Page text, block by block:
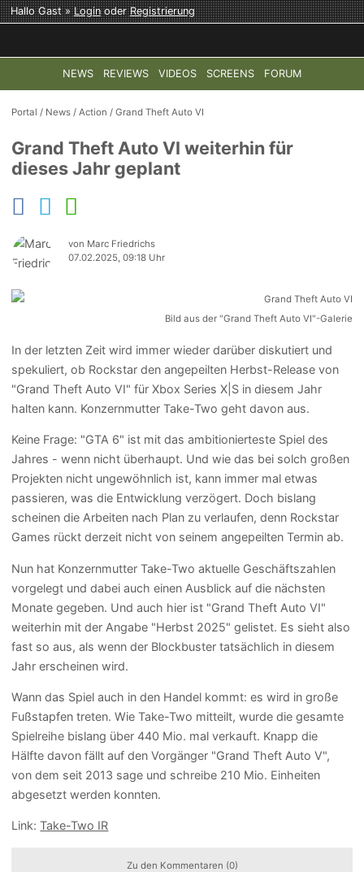
Hallo Gast »LoginoderRegistrierung
NEWS REVIEWS VIDEOS SCREENS FORUM
TOP-THEMEN: COD: MODERN WARFARE 4 HALO:
Portal / News /Action /Grand Theft Auto VI
Grand Theft Auto VI weiterhin für
dieses Jahr geplant
von Marc Friedrichs
07.02.2025, 09:18 Uhr
Bild aus der "Grand Theft Auto VI"-Galerie
In der letzten Zeit wird immer wieder darüber diskutiert und
spekuliert, ob Rockstar den angepeilten Herbst-Release von
"Grand Theft Auto VI" für Xbox Series X|S in diesem Jahr
halten kann. Konzernmutter Take-Two geht davon aus.
Keine Frage: "GTA 6" ist mit das ambitionierteste Spiel des
Jahres - wenn nicht überhaupt. Und wie das bei solch großen
Projekten nicht ungewöhnlich ist, kann immer mal etwas
passieren, was die Entwicklung verzögert. Doch bislang
scheinen die Arbeiten nach Plan zu verlaufen, denn Rockstar
Games rückt derzeit nicht von seinem angepeilten Termin ab.
Nun hat Konzernmutter Take-Two aktuelle Geschäftszahlen
vorgelegt und dabei auch einen Ausblick auf die nächsten
Monate gegeben. Und auch hier ist "Grand Theft Auto VI"
weiterhin mit der Angabe "Herbst 2025" gelistet. Es sieht also
fast so aus, als wenn der Blockbuster tatsächlich in diesem
Jahr erscheinen wird.
Wann das Spiel auch in den Handel kommt: es wird in große
Fußstapfen treten. Wie Take-Two mitteilt, wurde die gesamte
Spielreihe bislang über 440 Mio. mal verkauft. Knapp die
Hälfte davon fällt auf den Vorgänger "Grand Theft Auto V",
von dem seit 2013 sage und schreibe 210 Mio. Einheiten
abgesetzt werden konnten.
Link:Take-Two IR
Zu den Kommentaren (0)